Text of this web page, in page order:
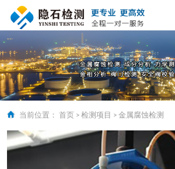
当前位置： 首页 > 检测项目 > 金属腐蚀检测